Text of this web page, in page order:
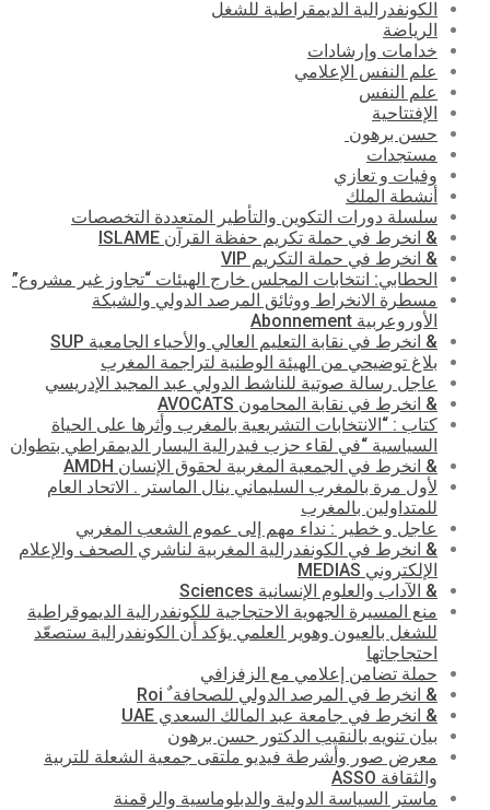
الكونفدرالية الديمقراطية للشغل
الرياضة
خدامات وإرشادات
علم النفس الإعلامي
علم النفس
الإفتتاحية
حسن برهون
مستجدات
وفيات و تعازي
أنشطة الملك
سلسلة دورات التكوين والتأطير المتعددة التخصصات
& انخرط في حملة تكريم حفظة القرآن ISLAME
& انخرط في حملة التكريم VIP
الحطابي: انتخابات المجلس خارج الهيئات “تجاوز غير مشروع”
مسطرة الانخراط ووثائق المرصد الدولي والشبكة
الأوروعربية Abonnement
& انخرط في نقابة التعليم العالي والأحياء الجامعية SUP
بلاغ توضيحي من الهيئة الوطنية لتراجمة المغرب
عاجل رسالة صوتية للناشط الدولي عبد المجيد الإدريسي
& انخرط في نقابة المحامون AVOCATS
كتاب : “الانتخابات التشريعية بالمغرب وأثرها على الحياة
السياسية “في لقاء حزب فيدرالية اليسار الديمقراطي بتطوان
& انخرط في الجمعية المغربية لحقوق الإنسان AMDH
لأول مرة بالمغرب السليماني ينال الماستر . الاتحاد العام
للمتداولين بالمغرب
عاجل و خطير : نداء مهم إلى عموم الشعب المغربي
& انخرط في الكونفدرالية المغربية لناشري الصحف والإعلام
الإلكتروني MEDIAS
& الآداب والعلوم الإنسانية Sciences
منع المسيرة الجهوية الاحتجاجية للكونفدرالية الديموقراطية
للشغل بالعيون وهوير العلمي يؤكد أن الكونفدرالية ستصعّد
احتجاجاتها
حملة تضامن إعلامي مع الزفزافي
& انخرط في المرصد الدولي للصحافة ٌ Roi
& انخرط في جامعة عبد المالك السعدي UAE
بيان تنويه بالنقيب الدكتور حسن برهون
معرض صور وأشرطة فيديو ملتقى جمعية الشعلة للتربية
والثقافة ASSO
ماستر السياسة الدولية والدبلوماسية والرقمنة